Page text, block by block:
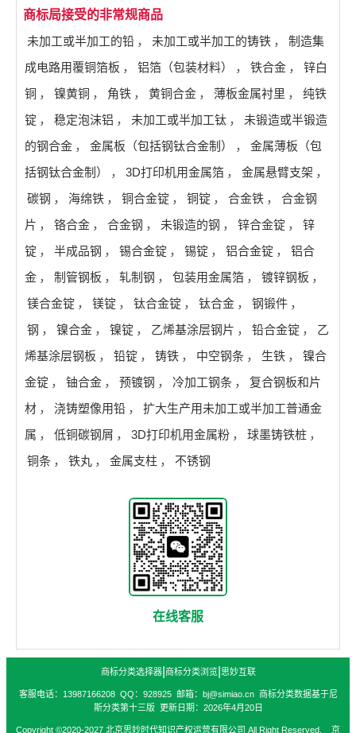
商标局接受的非常规商品
未加工或半加工的铅 ， 未加工或半加工的铸铁 ，
制造集
成电路用覆铜箔板 ， 铝箔（包装材料） ， 铁合金 ，
锌白
铜 ， 镍黄铜 ， 角铁 ， 黄铜合金 ， 薄板金属衬里 ，
纯铁
锭 ， 稳定泡沫铝 ， 未加工或半加工钛 ，
未锻造或半锻造
的钢合金 ， 金属板（包括钢钛合金制） ，
金属薄板（包
括钢钛合金制）
， 3D打印机用金属箔 ， 金属悬臂支架 ，
碳钢 ， 海绵铁 ， 铜合金锭 ， 铜锭 ， 合金铁 ，
合金钢
片 ， 铬合金 ， 合金钢 ， 未锻造的钢 ， 锌合金锭 ，
锌
锭 ， 半成品钢 ， 锡合金锭 ， 锡锭 ， 铝合金锭 ，
铝合
金 ， 制管钢板 ， 轧制钢 ， 包装用金属箔 ， 镀锌钢板 ，
镁合金锭 ， 镁锭 ， 钛合金锭 ， 钛合金 ， 钢锻件 ，
钢 ， 镍合金 ， 镍锭 ， 乙烯基涂层钢片 ， 铅合金锭 ，
乙
烯基涂层钢板 ， 铅锭 ， 铸铁 ， 中空钢条 ， 生铁 ，
镍合
金锭 ， 铀合金 ， 预镀钢 ， 冷加工钢条 ，
复合钢板和片
材 ， 浇铸塑像用铅 ，
扩大生产用未加工或半加工普通金
属 ， 低铜碳钢屑 ， 3D打印机用金属粉 ， 球墨铸铁桩 ，
铜条 ， 铁丸 ， 金属支柱 ， 不锈钢
在线客服
商标分类选择器| 商标分类浏览| 思妙互联
客服电话：13987166208 QQ：928925 邮箱：bj@simiao.cn 商标分类数据基于尼
斯分类第十三版 更新日期：2026年4月20日
Copyright ©2020-2027 北京思妙时代知识产权运营有限公司 All Right Reserved. 京